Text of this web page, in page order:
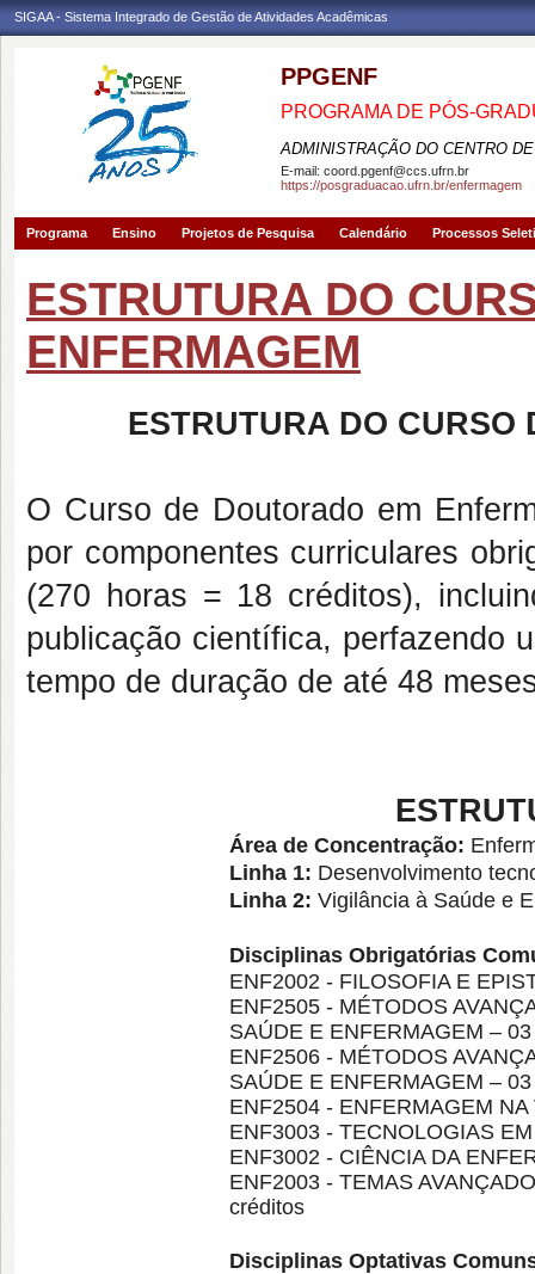
SIGAA - Sistema Integrado de Gestão de Atividades Acadêmicas
PPGENF
PROGRAMA DE PÓS-
ADMINISTRAÇÃO DO CENTRO
E-mail: coord.pgenf@ccs.ufrn.br
https://posgraduacao.ufrn.br/enfermagem
Programa Ensino Projetos de Pesquisa Calendário Processos
ESTRUTURA DO
ENFERMAGEM
ESTRUTURA DO CURSO
O Curso de Doutorado em
por componentes curriculares
(270 horas = 18 créditos),
publicação científica, perfazendo
tempo de duração de até 48
Área de Concentração:
Linha 1: Desenvolvimento
Linha 2: Vigilância à Saúde e
Disciplinas Obrigatórias
ENF2002 - FILOSOFIA E
ENF2505 - MÉTODOS
SAÚDE E ENFERMAGEM –
ENF2506 - MÉTODOS
SAÚDE E ENFERMAGEM –
ENF2504 - ENFERMAGEM
ENF3003 - TECNOLOGIAS
ENF3002 - CIÊNCIA DA
ENF2003 - TEMAS
créditos
Disciplinas Optativas